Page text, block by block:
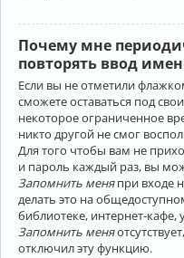
Почему мне
повторять ввод
Если вы не отметили
сможете оставаться под
некоторое ограниченное
никто другой не смог
Для того чтобы вам не
и пароль каждый раз, вы
Запомнить меняпри входе
делать это на
библиотеке, интернет-кафе,
Запомнить меня
отключил эту функцию.